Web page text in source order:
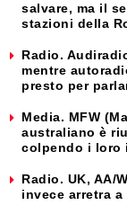
salvare, ma il
stazioni della
Radio.
mentre
presto per
Media. MFW
australiano è
colpendo i loro
Radio. UK, AA/
invece arretra